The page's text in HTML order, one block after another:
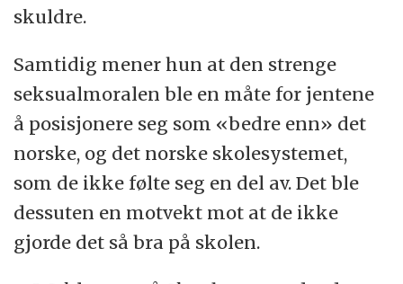
skuldre.
Samtidig mener hun at den strenge
seksualmoralen ble en måte for jentene
å posisjonere seg som «bedre enn» det
norske, og det norske skolesystemet,
som de ikke følte seg en del av. Det ble
dessuten en motvekt mot at de ikke
gjorde det så bra på skolen.